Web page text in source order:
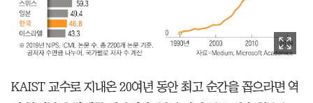
KAIST 교수로 지내온 20여년 동안 최고 순간을 꼽으라면 역